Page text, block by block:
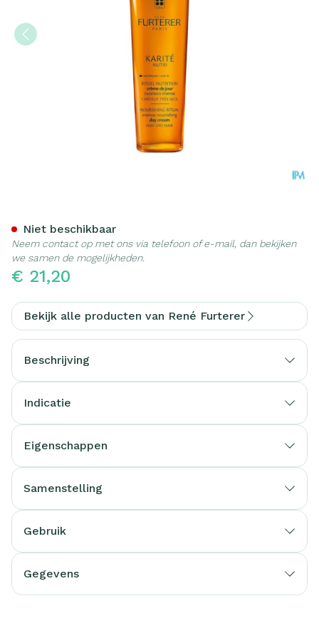
€ 21,20
Niet beschikbaar
Neem contact op met ons via telefoon of e-mail, dan bekijken
we samen de mogelijkheden.
Bekijk alle producten van René Furterer
Beschrijving
Indicatie
Eigenschappen
Samenstelling
Gebruik
Gegevens